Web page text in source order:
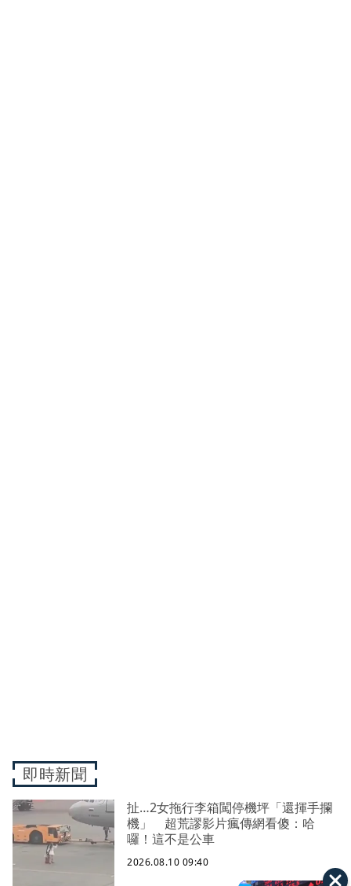
即時新聞
扯…2女拖行李箱闖停機坪「還揮手攔
機」 超荒謬影片瘋傳網看傻：哈
囉！這不是公車
2026.08.10 09:40